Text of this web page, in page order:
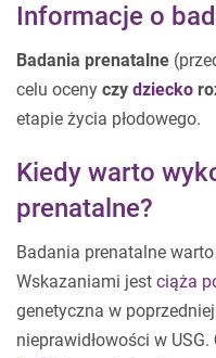
Informacje o
Badania prenatalne
celu oceny czy dziecko
etapie życia płodowego.
Kiedy warto
prenatalne?
Badania prenatalne
Wskazaniami jest ciąża
genetyczna w
nieprawidłowości w USG.